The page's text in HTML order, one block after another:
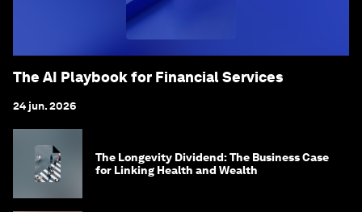
The AI Playbook for Financial Services
24 jun. 2026
The Longevity Dividend: The Business Case
for Linking Health and Wealth